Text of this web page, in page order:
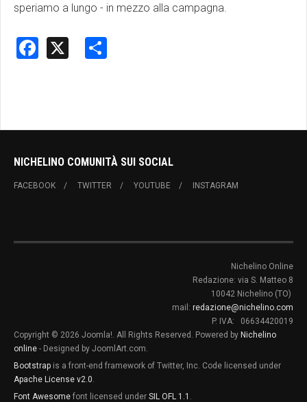
speriamo a lungo - in mezzo alla campagna.
Facebook
NICHELINO COMUNITÀ SUI SOCIAL
FACEBOOK TWITTER YOUTUBE INSTAGRAM
Nichelino Online
Redazione: via S. Matteo 8
10042 Nichelino (TO)
mail: redazione@nichelino.com
P. IVA: 06634420019
Copyright © 2026 Joomla!. All Rights Reserved. Powered by Nichelino
online - Designed by JoomlArt.com.
Bootstrap is a front-end framework of Twitter, Inc. Code licensed under
Apache License v2.0.
Font Awesome font licensed under SIL OFL 1.1 .